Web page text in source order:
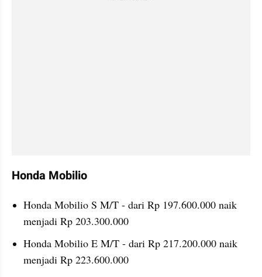
Honda Mobilio
Honda Mobilio S M/T - dari Rp 197.600.000 naik
menjadi Rp 203.300.000
Honda Mobilio E M/T - dari Rp 217.200.000 naik
menjadi Rp 223.600.000